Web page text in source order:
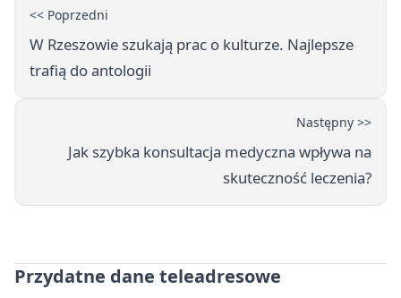
<< Poprzedni
W Rzeszowie szukają prac o kulturze. Najlepsze
trafią do antologii
Następny >>
Jak szybka konsultacja medyczna wpływa na
skuteczność leczenia?
Przydatne dane teleadresowe